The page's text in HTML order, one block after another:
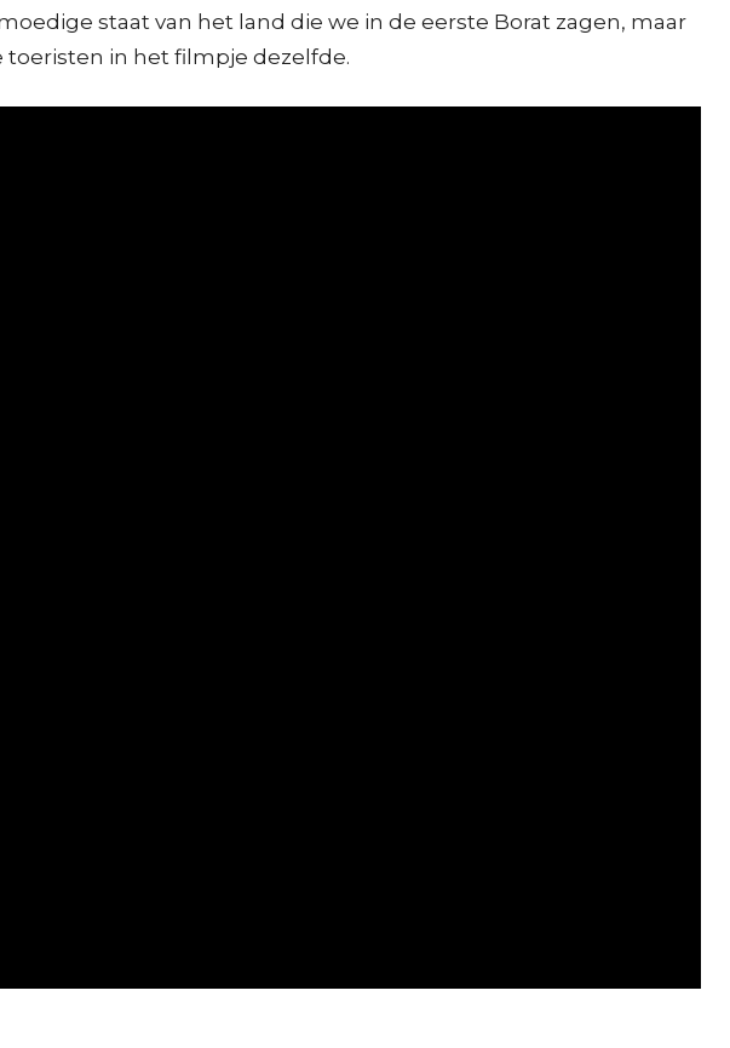
staat van het land die we in de eerste Borat zagen, maar
toeristen in het filmpje dezelfde.